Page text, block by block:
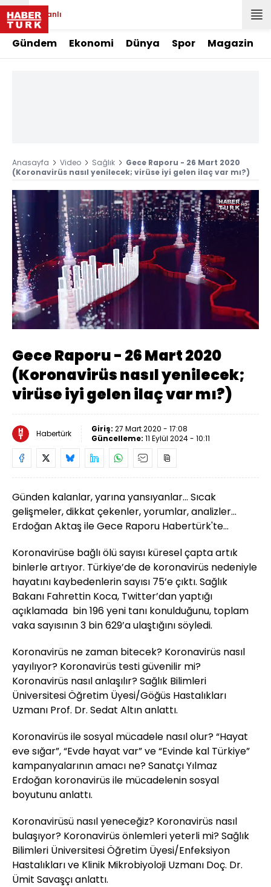
Canlı
Gündem Ekonomi Dünya Spor Magazin
Anasayfa Video Sağlık
Gece Raporu - 26 Mart 2020
(Koronavirüs nasıl yenilecek; virüse iyi gelen ilaç var mı?)
Sesi
Aç
Yüklendi:
0.68%
Oynatma
Hızı
Gece Raporu - 26 Mart 2020
(Koronavirüs nasıl yenilecek;
virüse iyi gelen ilaç var mı?)
Habertürk Giriş: 27 Mart 2020 - 17:08
Güncelleme: 11 Eylül 2024 - 10:11
Günden kalanlar, yarına yansıyanlar... Sıcak
gelişmeler, dikkat çekenler, yorumlar, analizler...
Erdoğan Aktaş ile Gece Raporu Habertürk'te...
Koronavirüse bağlı ölü sayısı küresel çapta artık
binlerle artıyor. Türkiye’de de koronavirüs nedeniyle
hayatını kaybedenlerin sayısı 75’e çıktı. Sağlık
Bakanı Fahrettin Koca, Twitter’dan yaptığı
açıklamada bin 196 yeni tanı konulduğunu, toplam
vaka sayısının 3 bin 629’a ulaştığını söyledi.
Koronavirüs ne zaman bitecek? Koronavirüs nasıl
yayılıyor? Koronavirüs testi güvenilir mi?
Koronavirüs nasıl anlaşılır? Sağlık Bilimleri
Üniversitesi Öğretim Üyesi/Göğüs Hastalıkları
Uzmanı Prof. Dr. Sedat Altın anlattı.
Koronavirüs ile sosyal mücadele nasıl olur? “Hayat
eve sığar”, “Evde hayat var” ve “Evinde kal Türkiye”
kampanyalarının amacı ne? Sanatçı Yılmaz
Erdoğan koronavirüs ile mücadelenin sosyal
boyutunu anlattı.
Koronavirüsü nasıl yeneceğiz? Koronavirüs nasıl
bulaşıyor? Koronavirüs önlemleri yeterli mi? Sağlık
Bilimleri Üniversitesi Öğretim Üyesi/Enfeksiyon
Hastalıkları ve Klinik Mikrobiyoloji Uzmanı Doç. Dr.
Ümit Savaşçı anlattı.